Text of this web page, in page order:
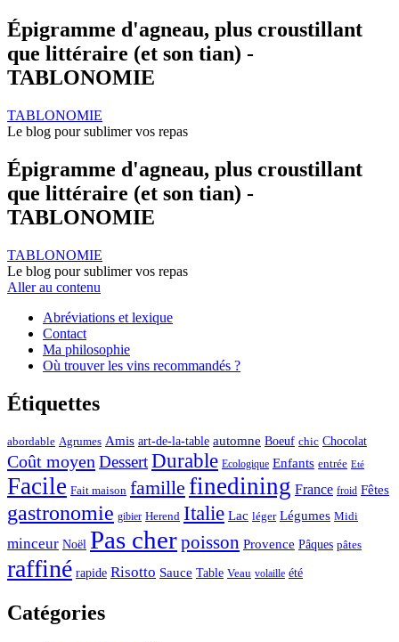
Épigramme d'agneau, plus croustillant
que littéraire (et son tian) -
TABLONOMIE
TABLONOMIE
Le blog pour sublimer vos repas
Épigramme d'agneau, plus croustillant
que littéraire (et son tian) -
TABLONOMIE
TABLONOMIE
Le blog pour sublimer vos repas
Aller au contenu
Abréviations et lexique
Contact
Ma philosophie
Où trouver les vins recommandés ?
Étiquettes
abordable Agrumes Amis art-de-la-table automne Boeuf chic Chocolat
Coût moyenDessertDurable Ecologique Enfants entrée Eté
Facile Fait maison famille finedining France froid Fêtes
gastronomie gibier Herend Italie Lac léger Légumes Midi
minceur Noël Pas cherpoisson Provence Pâques pâtes
raffiné rapide Risotto Sauce Table Veau volaille été
Catégories